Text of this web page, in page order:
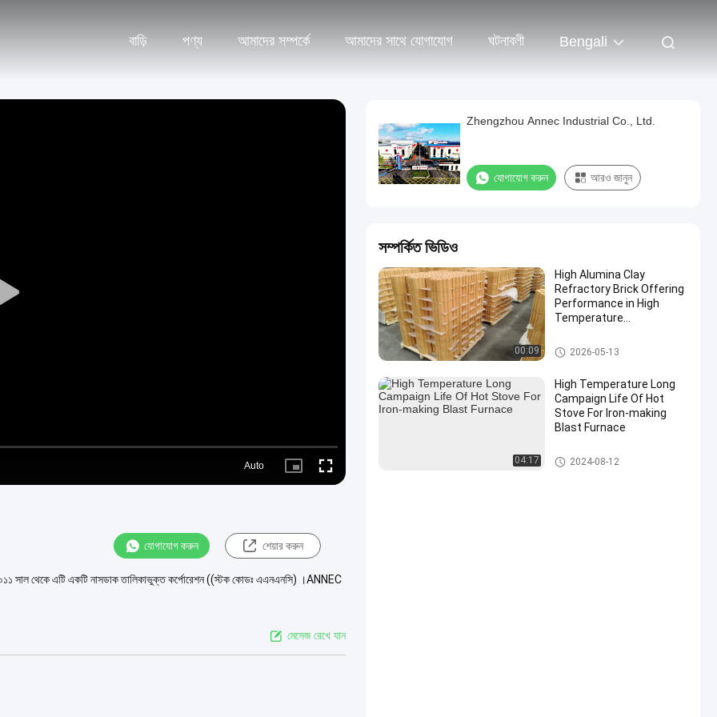
বাড়ি পণ্য আমাদের সম্পর্কে আমাদের সাথে যোগাযোগ ঘটনাবলী Bengali
Play
Auto
Picture- Fullscreen
যোগাযোগ করুন শেয়ার করুন
সাল থেকে এটি একটি নাসডাক তালিকাভুক্ত কর্পোরেশন ((স্টক কোডঃ এএনএনসি) ।ANNEC
মেসেজ রেখে যান
Zhengzhou Annec Industrial Co., Ltd.
যোগাযোগ করুন আরও জানুন
সম্পর্কিত ভিডিও
00:09
High Alumina Clay
Refractory Brick Offering
Performance in High
Temperature
Anti Slag Properties
ক্লে রিফ্র্যাক্টরি ইট
2026-05-13
04:17
High Temperature Long
Campaign Life Of Hot
Stove For Iron-making
Blast Furnace
গরম ব্লাস্ট চুলা
2024-08-12